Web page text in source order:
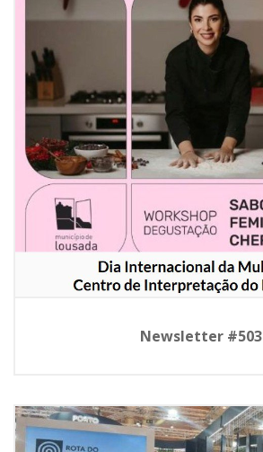
Newsletter #503